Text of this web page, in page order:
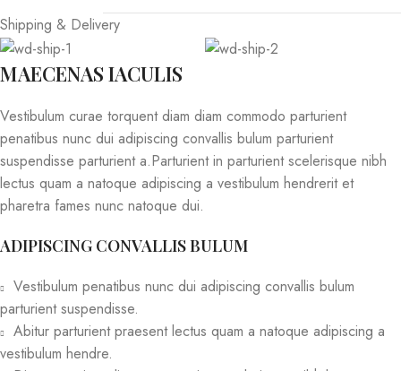
Shipping & Delivery
MAECENAS IACULIS
Vestibulum curae torquent diam diam commodo parturient
penatibus nunc dui adipiscing convallis bulum parturient
suspendisse parturient a.Parturient in parturient scelerisque nibh
lectus quam a natoque adipiscing a vestibulum hendrerit et
pharetra fames nunc natoque dui.
ADIPISCING CONVALLIS BULUM
Vestibulum penatibus nunc dui adipiscing convallis bulum
parturient suspendisse.
Abitur parturient praesent lectus quam a natoque adipiscing a
vestibulum hendre.